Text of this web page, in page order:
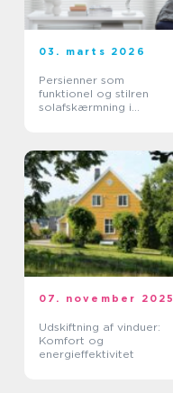
03. marts 2026
Persienner som
funktionel og stilren
solafskærmning i
07. november 2025
Udskiftning af vinduer:
Komfort og
energieffektivitet